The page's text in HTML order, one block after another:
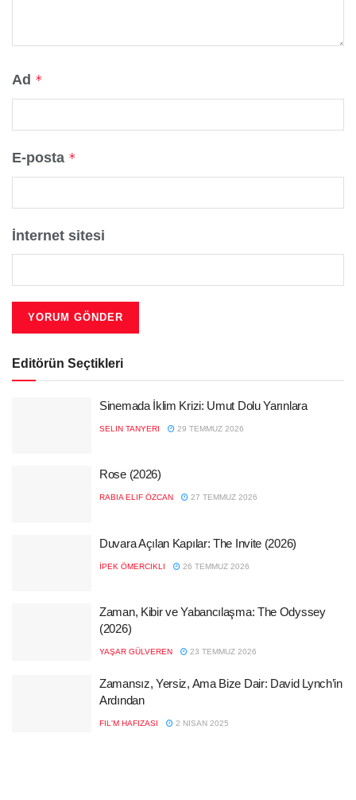
Ad *
E-posta *
İnternet sitesi
Editörün Seçtikleri
Sinemada İklim Krizi: Umut Dolu Yarınlara
SELIN TANYERI 29 TEMMUZ 2026
Rose (2026)
RABIA ELIF ÖZCAN 27 TEMMUZ 2026
Duvara Açılan Kapılar: The Invite (2026)
İPEK ÖMERCIKLI 26 TEMMUZ 2026
Zaman, Kibir ve Yabancılaşma: The Odyssey
(2026)
YAŞAR GÜLVEREN 23 TEMMUZ 2026
Zamansız, Yersiz, Ama Bize Dair: David Lynch’in
Ardından
FIL'M HAFIZASI 2 NISAN 2025